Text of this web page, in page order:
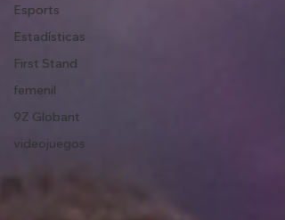
Esports
Estadísticas
First Stand
femenil
9Z Globant
videojuegos